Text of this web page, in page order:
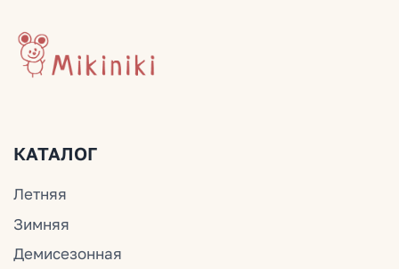
ОГРНИП 324774600201687
ДОКУМЕНТЫ